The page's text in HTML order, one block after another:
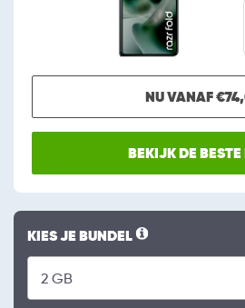
NU VANAF
BEKIJK DE
KIES JE BUNDEL